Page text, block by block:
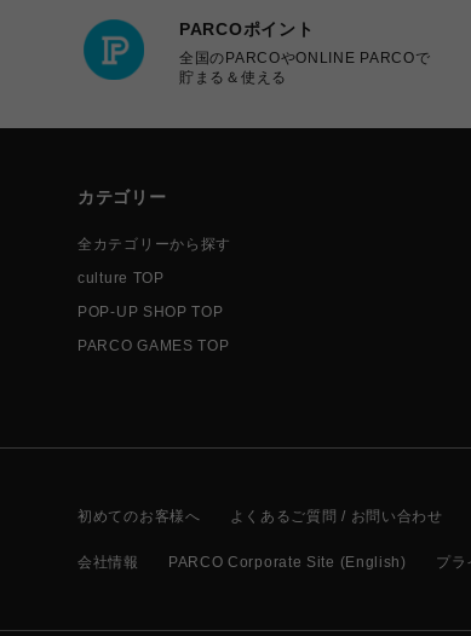
PARCOポイント
全国のPARCOやONLINE PARCOで
貯まる＆使える
カテゴリー
全カテゴリーから探す
culture TOP
POP-UP SHOP TOP
PARCO GAMES TOP
初めてのお客様へ よくあるご質問 / お問い合わせ
会社情報 PARCO Corporate Site (English) プラ